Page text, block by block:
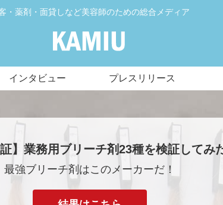
・薬剤・面貸しなど美容師のための総合メディア
インタビュー プレスリリース
証】業務用ブリーチ剤23種を検証してみ
最強ブリーチ剤はこのメーカーだ！